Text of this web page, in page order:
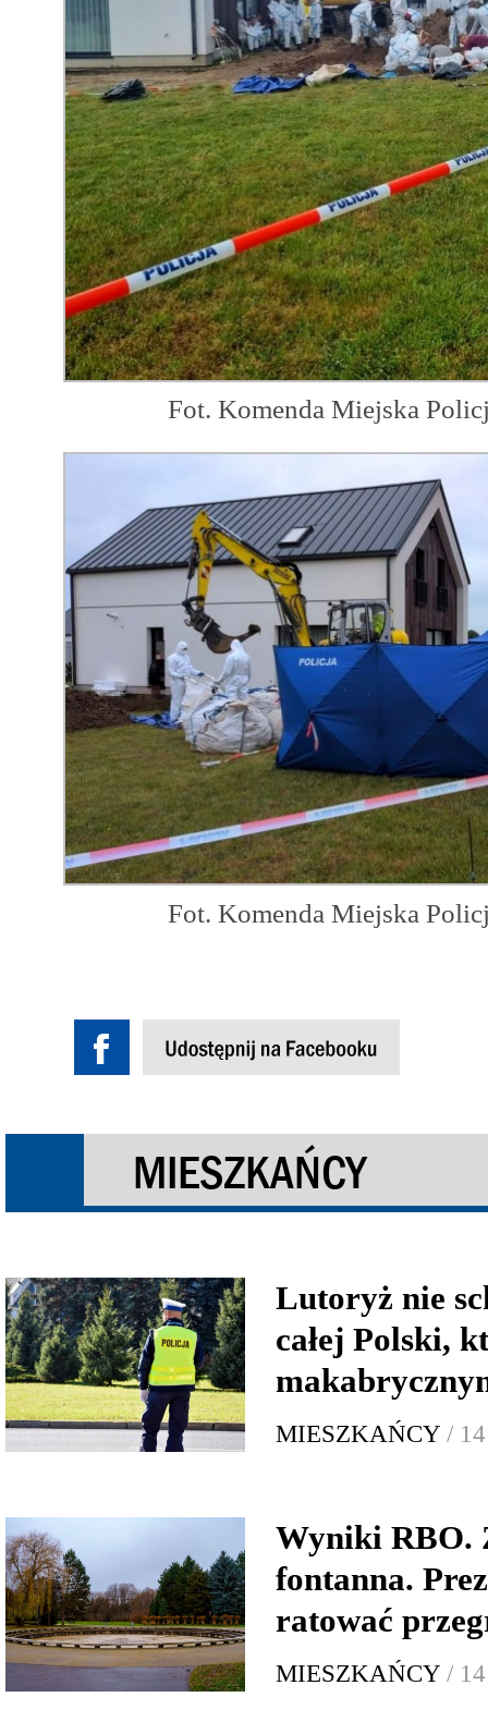
Fot. Komenda Miejska
Fot. Komenda Miejska
MIESZKAŃCY
Lutoryż nie
całej Polski,
MIESZKAŃCY /
Wyniki RBO.
fontanna.
ratować
MIESZKAŃCY /